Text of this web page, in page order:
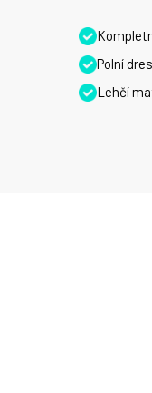
Polní
Lehčí